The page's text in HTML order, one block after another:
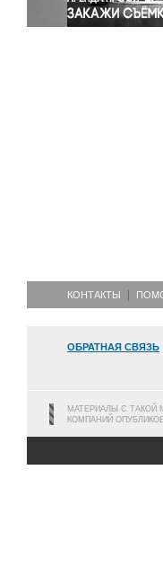
КОНТАКТЫ
ОБРАТНАЯ СВЯЗЬ
МАТЕРИАЛЫ С ТАКОЙ
КОМПАНИЙ